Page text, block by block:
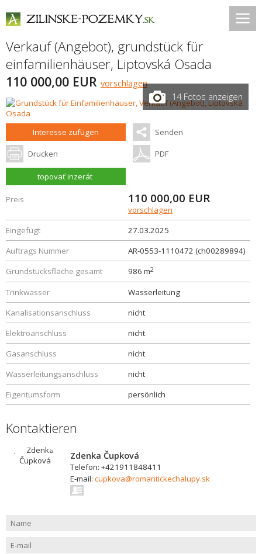
Verkauf (Angebot), grundstück für
einfamilienhäuser, Liptovská Osada
110 000,00 EUR vorschlagen
14 Fotos anzeigen
Interesse zufügen Senden
Drucken PDF
topovať inzerát
Preis 110 000,00 EUR
vorschlagen
Eingefügt
27.03.2025
Auftrags Nummer
AR-0553-1110472 (ch00289894)
Grundstücksfläche gesamt
986 m2
Trinkwasser
Wasserleitung
Kanalisationsanschluss
nicht
Elektroanschluss
nicht
Gasanschluss
nicht
Wasserleitungsanschluss
nicht
Eigentumsform
persönlich
Kontaktieren
Zdenka Čupková
Telefon: +421911848411
E-mail: cupkova@romantickechalupy.sk